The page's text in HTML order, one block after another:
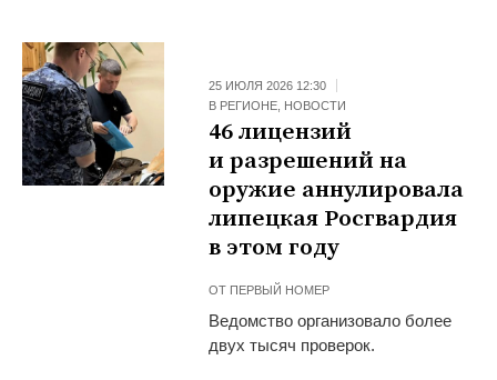
25 ИЮЛЯ 2026 12:30
В РЕГИОНЕ, НОВОСТИ
46 лицензий
и разрешений на
оружие аннулировала
липецкая Росгвардия
в этом году
ОТ ПЕРВЫЙ НОМЕР
Ведомство организовало более
двух тысяч проверок.